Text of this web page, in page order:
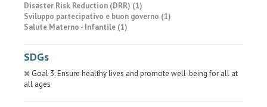
Disaster Risk Reduction (DRR) (1)
Sviluppo partecipativo e buon governo (1)
Salute Materno - Infantile (1)
SDGs
Goal 3. Ensure healthy lives and promote well-being for all at
all ages